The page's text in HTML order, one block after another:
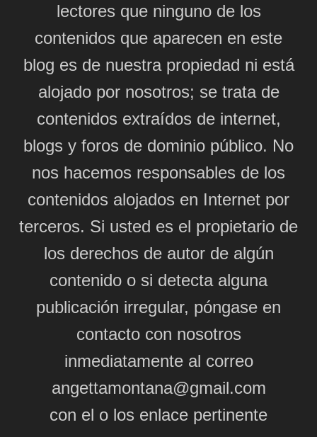
lectores que ninguno de los
contenidos que aparecen en este
blog es de nuestra propiedad ni está
alojado por nosotros; se trata de
contenidos extraídos de internet,
blogs y foros de dominio público. No
nos hacemos responsables de los
contenidos alojados en Internet por
terceros. Si usted es el propietario de
los derechos de autor de algún
contenido o si detecta alguna
publicación irregular, póngase en
contacto con nosotros
inmediatamente al correo
angettamontana@gmail.com
con el o los enlace pertinente